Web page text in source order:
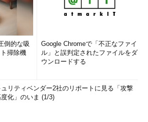
倒的な吸
掃除機
Google Chromeで「不正なファイ
ル」と誤判定されたファイルをダ
ウンロードする
ュリティベンダー2社のリポートに見る「攻撃
化」のいま (1/3)